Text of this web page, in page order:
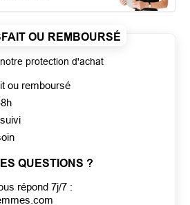
OU REMBOURSÉ
protection d'achat
ou remboursé
QUESTIONS ?
répond 7j/7 :